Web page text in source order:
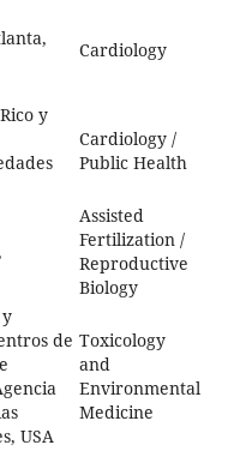
Cardiology
y
Cardiology /
Public Health
Assisted
Fertilization /
Reproductive
Biology
de
USA
Toxicology
and
Environmental
Medicine